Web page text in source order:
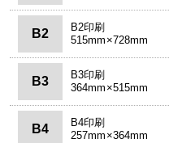
B2
B2印刷
515mm×728mm
B3
B3印刷
364mm×515mm
B4
B4印刷
257mm×364mm